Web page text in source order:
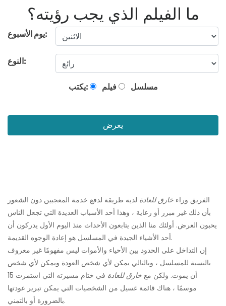
ما الفيلم الذي يجب رؤيته؟
يوم الأسبوع:
النوع:
يكتب: فيلم مسلسل
يعرض
الفريق وراء خارق للعادة لديه طريقة لدفع خدمة المعجبين دون الشعور
بأن ذلك غير مبرر أو رعاية ، وهذا أحد الأسباب العديدة التي تجعل الناس
يحبون العرض. أولئك منا الذين يتابعون الأحداث منذ اليوم الأول يدركون أن
أحد الأشياء الجيدة في المسلسل هو إعادة الوجوه القديمة.
إن التداخل على الحدود بين الأحياء والأموات ليس مفهومًا غير معروف
بالنسبة للمسلسل ، وبالتالي يمكن لأي شخص العودة ويمكن لأي شخص
أن يموت. ولكن مع خارق للعادة
في ختام مسيرته التي استمرت 15
موسمًا ، هناك قائمة غسيل من الشخصيات التي يمكن تبرير عودتها
بالضرورة أو بالتمني.